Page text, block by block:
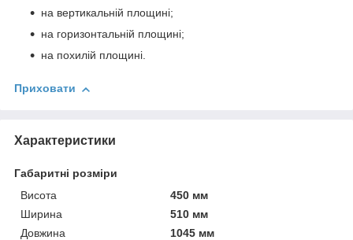
на вертикальній площині;
на горизонтальній площині;
на похилій площині.
Приховати
Характеристики
Габаритні розміри
Висота
450 мм
Ширина
510 мм
Довжина
1045 мм